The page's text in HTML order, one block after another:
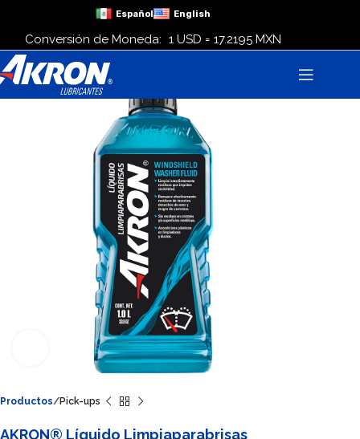
Conversión de Moneda: 1 USD = 17.2195 MXN
Español English
Click para agrandar
Productos Pick-ups
AKRON® Líquido Limpiaparabrisas